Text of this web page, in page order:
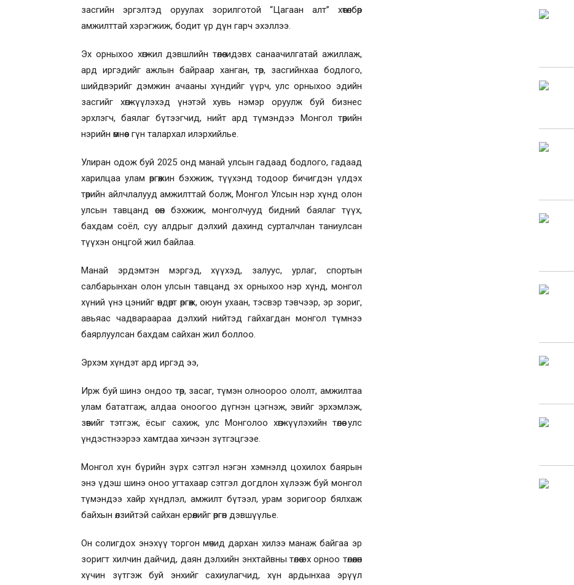
засгийн эргэлтэд оруулах зорилготой “Цагаан алт” хөтөлбөр
амжилттай хэрэгжиж, бодит үр дүн гарч эхэллээ.
Эх орныхоо хөгжил дэвшлийн төлөө идэвх санаачилгатай ажиллаж,
ард иргэдийг ажлын байраар ханган, төр, засгийнхаа бодлого,
шийдвэрийг дэмжин ачааны хүндийг үүрч, улс орныхоо эдийн
засгийг хөгжүүлэхэд үнэтэй хувь нэмэр оруулж буй бизнес
эрхлэгч, баялаг бүтээгчид, нийт ард түмэндээ Монгол төрийн
нэрийн өмнөөс гүн талархал илэрхийлье.
Улиран одож буй 2025 онд манай улсын гадаад бодлого, гадаад
харилцаа улам өргөжин бэхжиж, түүхэнд тодоор бичигдэн үлдэх
төрийн айлчлалууд амжилттай болж, Монгол Улсын нэр хүнд олон
улсын тавцанд өсөн бэхжиж, монголчууд бидний баялаг түүх,
бахдам соёл, суу алдрыг дэлхий дахинд сурталчлан таниулсан
түүхэн онцгой жил байлаа.
Манай эрдэмтэн мэргэд, хүүхэд, залуус, урлаг, спортын
салбарынхан олон улсын тавцанд эх орныхоо нэр хүнд, монгол
хүний үнэ цэнийг өндөрт өргөж, оюун ухаан, тэсвэр тэвчээр, эр зориг,
авьяас чадвараараа дэлхий нийтэд гайхагдан монгол түмнээ
баярлуулсан бахдам сайхан жил боллоо.
Эрхэм хүндэт ард иргэд ээ,
Ирж буй шинэ ондоо төр, засаг, түмэн олноороо ололт, амжилтаа
улам бататгаж, алдаа оноогоо дүгнэн цэгнэж, эвийг эрхэмлэж,
зөвийг тэтгэж, ёсыг сахиж, улс Монголоо хөгжүүлэхийн төлөө улс
үндэстнээрээ хамтдаа хичээн зүтгэцгээе.
Монгол хүн бүрийн зүрх сэтгэл нэгэн хэмнэлд цохилох баярын
энэ үдэш шинэ оноо угтахаар сэтгэл догдлон хүлээж буй монгол
түмэндээ хайр хүндлэл, амжилт бүтээл, урам зоригоор бялхаж
байхын өлзийтэй сайхан ерөөлийг өргөн дэвшүүлье.
Он солигдох энэхүү торгон мөчид дархан хилээ манаж байгаа эр
зоригт хилчин дайчид, даян дэлхийн энхтайвны төлөө эх орноо төлөөлөн
хүчин зүтгэж буй энхийг сахиулагчид, хүн ардынхаа эрүүл